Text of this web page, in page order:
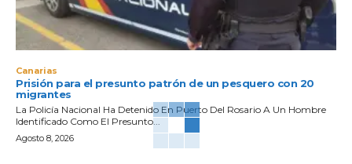
Canarias
Prisión para el presunto patrón de un pesquero con 20
migrantes
La Policía Nacional Ha Detenido En Puerto Del Rosario A Un Hombre
Identificado Como El Presunto...
Agosto 8, 2026